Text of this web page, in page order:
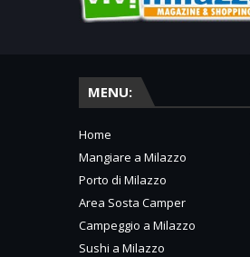
MENU:
Home
Mangiare a Milazzo
Porto di Milazzo
Area Sosta Camper
Campeggio a Milazzo
Sushi a Milazzo